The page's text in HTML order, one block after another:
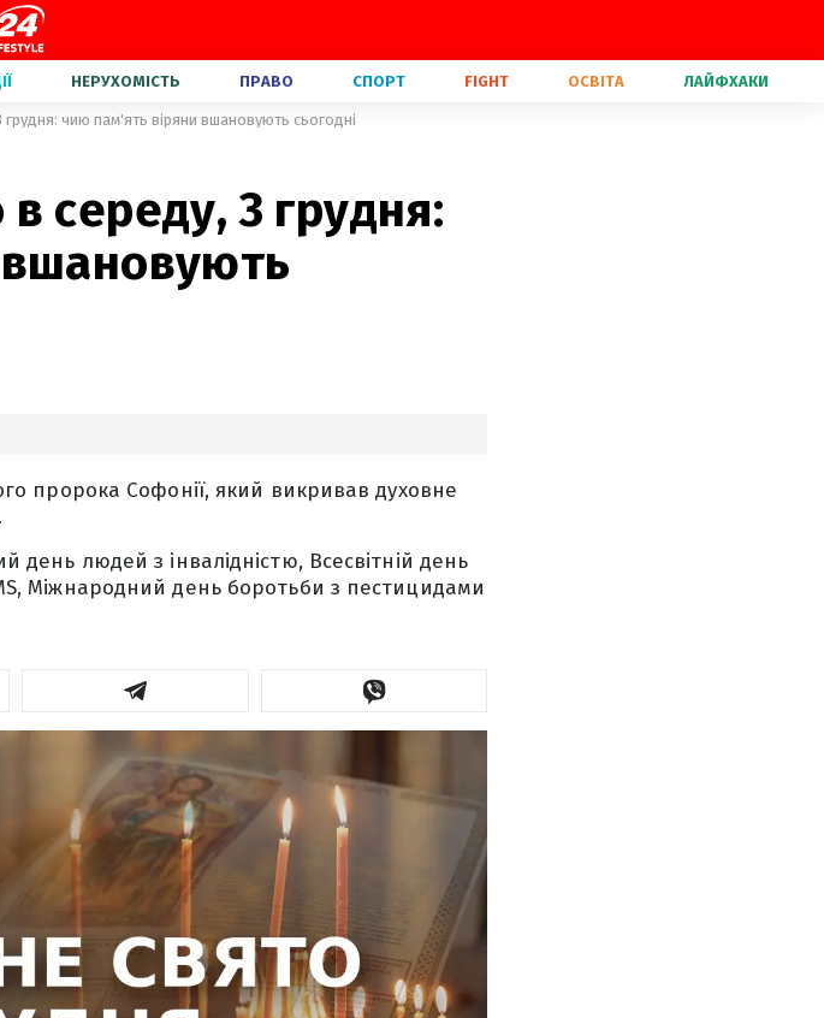
НЕРУХОМІСТЬ ПРАВО СПОРТ FIGHT ОСВІТА ЛАЙФХАКИ
чию пам'ять віряни вшановують сьогодні
середу, 3 грудня:
пророка Софонії, який викривав духовне
людей з інвалідністю, Всесвітній день
Міжнародний день боротьби з пестицидами